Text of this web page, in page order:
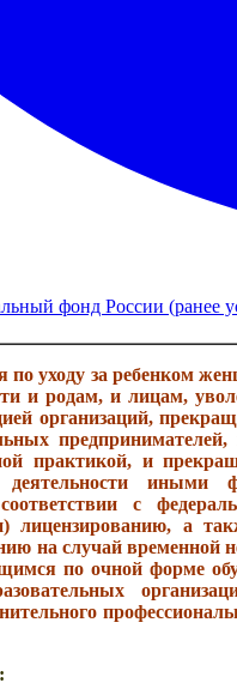
фонд России
по уходу за ребенком
и родам, и лицам,
организаций,
практикой, и
иными
с
лицензированию, а
на случай временной
по очной форме